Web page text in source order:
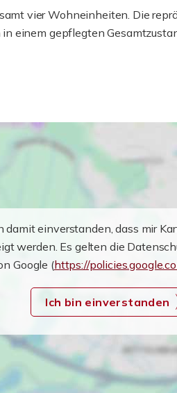
vier Wohneinheiten. Die
einem gepflegten
damit einverstanden, dass mir
werden. Es gelten die
Google (https://
Ich bin einverstanden